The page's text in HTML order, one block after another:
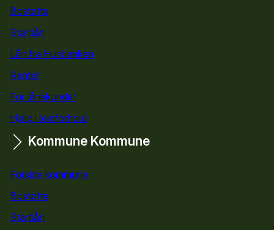
Bostøtte
Startlån
Lån fra Husbanken
Renter
For lånekunder
Hjelp i leieforhold
Kommune Kommune
Forside kommune
Bostøtte
Startlån